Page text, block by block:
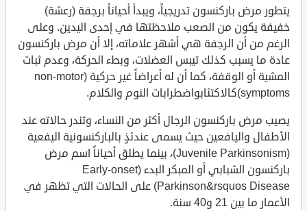
يتطور مرض باركنسون تدريجياً، ويبدأ أحياناً برجفة (رعشة)
خفيفة يكون من الصعب ملاحظتها في إحدى اليدين. وعلى
الرغم من أن الرجفة هي أشهر علاماته، إلا أن مرض باركنسون
عادة ما يسبب كذلك تيبس العضلات، وبطء الحركة، وعدم ثبات
المشية أو الوقفة، كما أن له أعراضاً غير حركية (non-motor
symptoms)كالاكتئابواضطرابات النوم والكلام.
يصيب مرض باركنسون الرجال أكثر من النساء، وتندر حالاته عند
الأطفال واليافعين حيث يسمى عندئذٍ بالباركنسونية اليفعية
(Juvenile Parkinsonism)، بينما يطلق أحياناً اسم مرض
باركنسون الشبابي أو المبكر البدء (Early-onset
Parkinson&rsquos Disease) على الحالات التي تظهر في
الأعمار ما بين 21 و40 سنة.